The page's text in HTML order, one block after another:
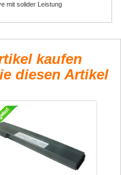
mit solider Leistung
kaufen
diesen Artikel